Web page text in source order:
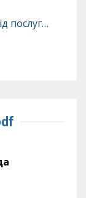
послуг…